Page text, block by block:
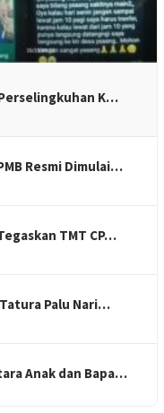
K…
Resmi Dimulai…
TMT CP…
Palu Nari…
Anak dan Bapa…